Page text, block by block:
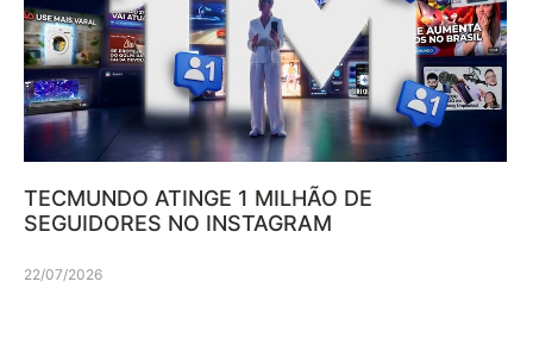
TECMUNDO ATINGE 1 MILHÃO DE
SEGUIDORES NO INSTAGRAM
22/07/2026